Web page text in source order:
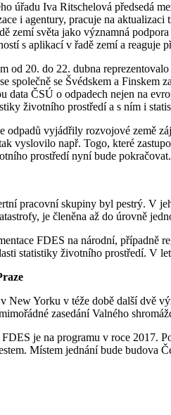
úřadu Iva Ritschelová předsedá
i agentury, pracuje na
zemí světa jako významná
s aplikací v řadě zemí a reaguje
od 20. do 22. dubna
společně se Švédskem a
data ČSÚ o odpadech nejen na
životního prostředí a s ním i
odpadů vyjádřily rozvojové země
vyslovilo např. Togo, které
prostředí nyní bude
pracovní skupiny byl pestrý. V
je členěna až do úrovně
FDES na národní, případně
statistiky životního prostředí. V
New Yorku v téže době další dvě
zasedání Valného
je na programu v roce 2017.
Místem jednání bude budova